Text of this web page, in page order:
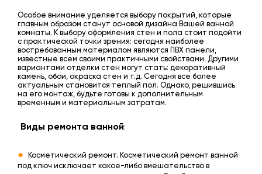
Особое внимание уделяется выбору покрытий, которые
главным образом станут основой дизайна Вашей ванной
комнаты. К выбору оформления стен и пола стоит подойти
с практической точки зрения: сегодня наиболее
востребованным материалом являются ПВХ панели,
известные всем своими практичными свойствами. Другими
вариантами отделки стен могут стать: декоративный
камень, обои, окраска стен и т.д. Сегодня все более
актуальным становится теплый пол. Однако, решившись
на его монтаж, будьте готовы к дополнительным
временным и материальным затратам.
Виды ремонта ванной:
Косметический ремонт. Косметический ремонт ванной
под ключ исключает какое-либо вмешательство в